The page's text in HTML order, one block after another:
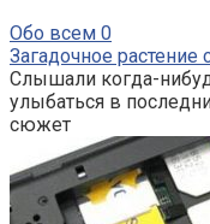
Обо всем 0
Загадочное растение
Слышали когда-
улыбаться в
сюжет